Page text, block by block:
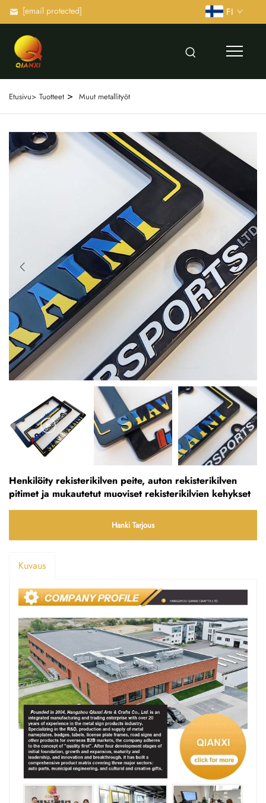
[email protected] FI
Etusivu> Tuotteet > Muut metallityöt
Henkilöity rekisterikilven peite, auton rekisterikilven
pitimet ja mukautetut muoviset rekisterikilvien kehykset
Hanki Tarjous
Kuvaus